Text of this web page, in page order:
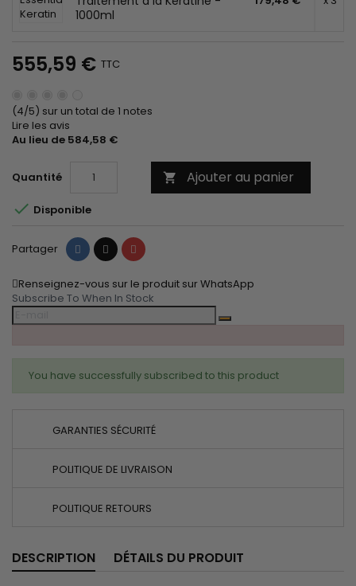
1000ml
555,59 € TTC
(4/5) sur un total de 1 notes
Lire les avis
Au lieu de 584,58 €
Quantité  Ajouter au panier
 Disponible
Partager PartagerTweet Pinterest
Renseignez-vous sur le produit sur WhatsApp
Subscribe To When In Stock
You have successfully subscribed to this product
GARANTIES SÉCURITÉ
POLITIQUE DE LIVRAISON
POLITIQUE RETOURS
DESCRIPTION DÉTAILS DU PRODUIT